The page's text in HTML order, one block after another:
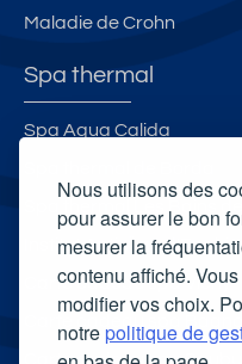
Nous utilisons des
pour assurer le bon
mesurer la
contenu affiché.
modifier vos choix.
notrepolitique de
O
C
O
R
20
Maladie de Crohn
Spa thermal
Spa Aqua Calida
Spa thermal Les Bains
Institut Anti-Âge
Carte cadeau spa Vichy
Carte cadeau spa
Carte cadeau spa